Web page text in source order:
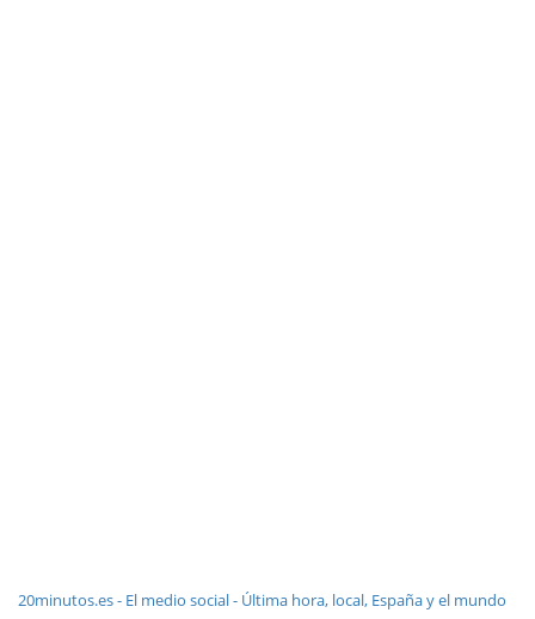
20minutos.es - El medio social - Última hora, local, España y el mundo